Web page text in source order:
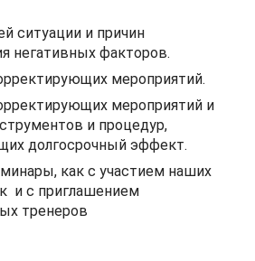
ситуации и причин
негативных факторов.
мероприятий.
мероприятий и
и процедур,
долгосрочный эффект.
как с участием наших
и с приглашением
тренеров